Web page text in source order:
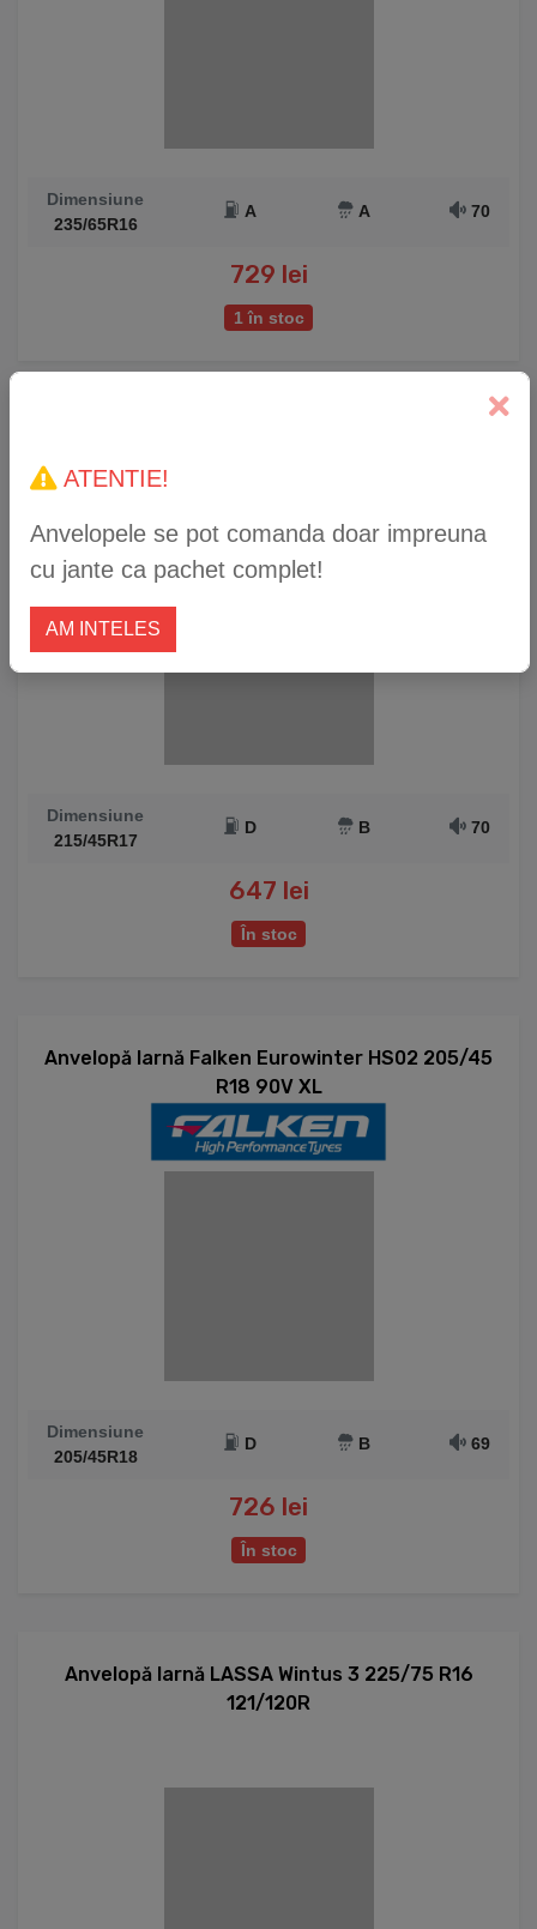
Dimensiune
235/65R16
A A 70
729 lei
1 în stoc
Dimensiune
215/45R17
D B 70
647 lei
În stoc
Anvelopă Iarnă Falken Eurowinter HS02 205/45
R18 90V XL
Dimensiune
205/45R18
D B 69
726 lei
În stoc
Anvelopă Iarnă LASSA Wintus 3 225/75 R16
121/120R
ATENTIE!
Anvelopele se pot comanda doar impreuna
cu jante ca pachet complet!
AM INTELES